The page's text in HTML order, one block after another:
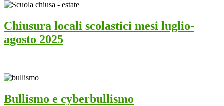
Chiusura locali scolastici mesi luglio-
agosto 2025
Bullismo e cyberbullismo